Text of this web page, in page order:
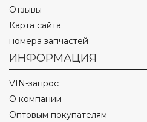
Отзывы
Карта сайта
номера запчастей
ИНФОРМАЦИЯ
VIN-запрос
О компании
Оптовым покупателям